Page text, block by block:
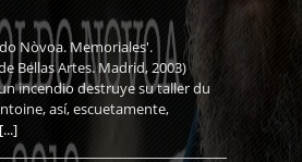
Nòvoa. Memoriales'.
Bellas Artes. Madrid, 2003)
incendio destruye su taller du
así, escuetamente,
[...]